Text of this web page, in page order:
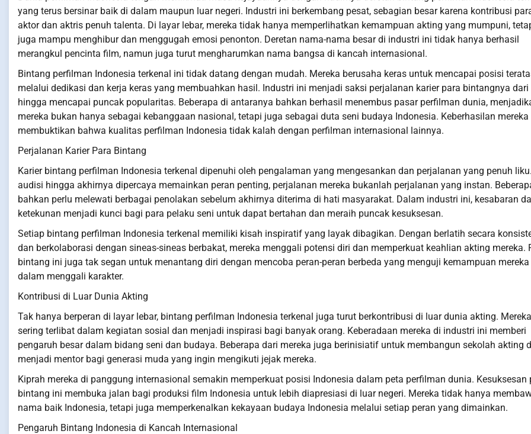
yang terus bersinar baik di dalam maupun luar negeri. Industri ini berkembang pesat, sebagian besar karena kontribusi
aktor dan aktris penuh talenta. Di layar lebar, mereka tidak hanya memperlihatkan kemampuan akting yang mumpuni,
juga mampu menghibur dan menggugah emosi penonton. Deretan nama-nama besar di industri ini tidak hanya berhasil
merangkul pencinta film, namun juga turut mengharumkan nama bangsa di kancah internasional.
Bintang perfilman Indonesia terkenal ini tidak datang dengan mudah. Mereka berusaha keras untuk mencapai posisi
melalui dedikasi dan kerja keras yang membuahkan hasil. Industri ini menjadi saksi perjalanan karier para bintangnya dari
hingga mencapai puncak popularitas. Beberapa di antaranya bahkan berhasil menembus pasar perfilman dunia,
mereka bukan hanya sebagai kebanggaan nasional, tetapi juga sebagai duta seni budaya Indonesia. Keberhasilan mereka
membuktikan bahwa kualitas perfilman Indonesia tidak kalah dengan perfilman internasional lainnya.
Perjalanan Karier Para Bintang
Karier bintang perfilman Indonesia terkenal dipenuhi oleh pengalaman yang mengesankan dan perjalanan yang penuh
audisi hingga akhirnya dipercaya memainkan peran penting, perjalanan mereka bukanlah perjalanan yang instan.
bahkan perlu melewati berbagai penolakan sebelum akhirnya diterima di hati masyarakat. Dalam industri ini, kesabaran
ketekunan menjadi kunci bagi para pelaku seni untuk dapat bertahan dan meraih puncak kesuksesan.
Setiap bintang perfilman Indonesia terkenal memiliki kisah inspiratif yang layak dibagikan. Dengan berlatih secara
dan berkolaborasi dengan sineas-sineas berbakat, mereka menggali potensi diri dan memperkuat keahlian akting mereka.
bintang ini juga tak segan untuk menantang diri dengan mencoba peran-peran berbeda yang menguji kemampuan mereka
dalam menggali karakter.
Kontribusi di Luar Dunia Akting
Tak hanya berperan di layar lebar, bintang perfilman Indonesia terkenal juga turut berkontribusi di luar dunia akting. Mereka
sering terlibat dalam kegiatan sosial dan menjadi inspirasi bagi banyak orang. Keberadaan mereka di industri ini memberi
pengaruh besar dalam bidang seni dan budaya. Beberapa dari mereka juga berinisiatif untuk membangun sekolah akting
menjadi mentor bagi generasi muda yang ingin mengikuti jejak mereka.
Kiprah mereka di panggung internasional semakin memperkuat posisi Indonesia dalam peta perfilman dunia. Kesuksesan
bintang ini membuka jalan bagi produksi film Indonesia untuk lebih diapresiasi di luar negeri. Mereka tidak hanya
nama baik Indonesia, tetapi juga memperkenalkan kekayaan budaya Indonesia melalui setiap peran yang dimainkan.
Pengaruh Bintang Indonesia di Kancah Internasional